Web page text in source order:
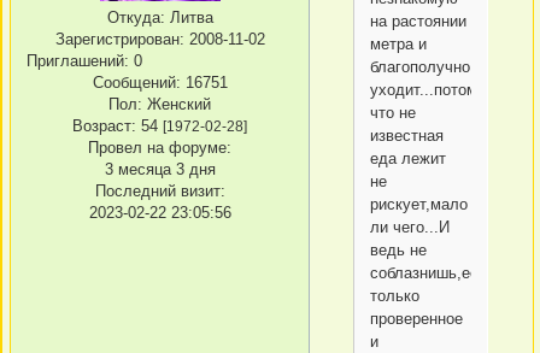
Откуда: Литва
Зарегистрирован: 2008-11-02
Приглашений: 0
Сообщений: 16751
Пол: Женский
Возраст: 54 [1972-02-28]
Провел на форуме:
3 месяца 3 дня
Последний визит:
2023-02-22 23:05:56
на растоянии
метра и
благополучно
уходит...потому
что не
известная
еда лежит
не
рискует,мало
ли чего...И
ведь не
соблазнишь,ест
только
проверенное
и